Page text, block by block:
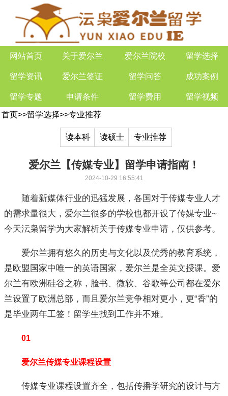
网站首页 关于爱尔兰 爱尔兰院校 留学选择
留学资讯 爱尔兰签证 留学问答 成功案例
留学专题 申请条件 留学费用 留学视频
首页>>留学选择>>专业推荐
读本科 读硕士 专业推荐
爱尔兰【传媒专业】留学申请指南！
2024-10-29 16:55:41
随着新媒体行业的迅猛发展，各国对于传媒专业人才
的需求量很大，爱尔兰很多的学校也都开设了传媒专业~
今天沄枭留学为大家解析关于传媒专业申请，仅供参考。
爱尔兰拥有悠久的历史与文化以及优秀的教育系统，
是欧盟国家中唯一的英语国家，爱尔兰是全英文授课。爱
尔兰有欧洲硅谷之称，脸书、微软、谷歌等公司都在爱尔
兰设置了欧洲总部，而且爱尔兰竞争相对更小，更“香”的
是毕业两年工签！留学生找到工作并不难。
01
爱尔兰传媒专业课程设置
传媒专业课程设置齐全，包括传播学研究的设计与方